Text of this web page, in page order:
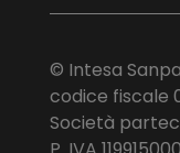
© Intesa
codice fiscale
Società